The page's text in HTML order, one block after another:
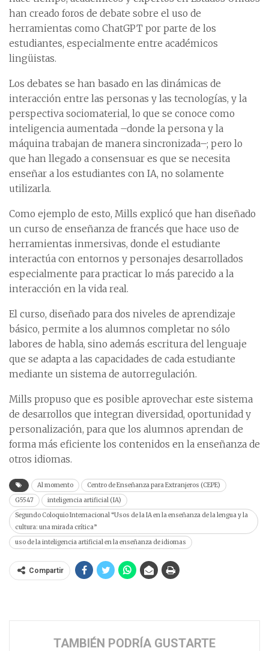
han creado foros de debate sobre el uso de
herramientas como ChatGPT por parte de los
estudiantes, especialmente entre académicos
lingüistas.
Los debates se han basado en las dinámicas de
interacción entre las personas y las tecnologías, y la
perspectiva sociomaterial, lo que se conoce como
inteligencia aumentada –donde la persona y la
máquina trabajan de manera sincronizada–; pero lo
que han llegado a consensuar es que se necesita
enseñar a los estudiantes con IA, no solamente
utilizarla.
Como ejemplo de esto, Mills explicó que han diseñado
un curso de enseñanza de francés que hace uso de
herramientas inmersivas, donde el estudiante
interactúa con entornos y personajes desarrollados
especialmente para practicar lo más parecido a la
interacción en la vida real.
El curso, diseñado para dos niveles de aprendizaje
básico, permite a los alumnos completar no sólo
labores de habla, sino además escritura del lenguaje
que se adapta a las capacidades de cada estudiante
mediante un sistema de autorregulación.
Mills propuso que es posible aprovechar este sistema
de desarrollos que integran diversidad, oportunidad y
personalización, para que los alumnos aprendan de
forma más eficiente los contenidos en la enseñanza de
otros idiomas.
Al momento
Centro de Enseñanza para Extranjeros (CEPE)
G5547
inteligencia artificial (IA)
Segundo Coloquio Internacional “Usos de la IA en la enseñanza de la lengua y la
cultura: una mirada crítica”
uso de la inteligencia artificial en la enseñanza de idiomas
Compartir
TAMBIÉN PODRÍA GUSTARTE